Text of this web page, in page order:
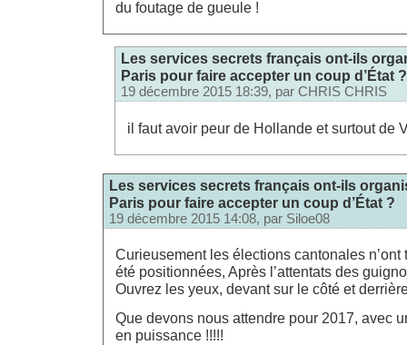
du foutage de gueule !
Les services secrets français ont-ils
Paris pour faire accepter un coup d’État ?
19 décembre 2015 18:39, par CHRIS CHRIS
il faut avoir peur de Hollande et surtout de
Les services secrets français ont-ils
Paris pour faire accepter un coup d’État ?
19 décembre 2015 14:08, par Siloe08
Curieusement les élections cantonales
été positionnées, Après l’attentats des
Ouvrez les yeux, devant sur le côté et
Que devons nous attendre pour 2017, avec
en puissance !!!!!